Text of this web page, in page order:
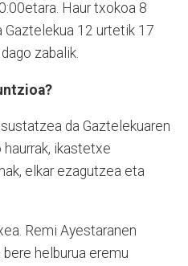
Haur txokoa 8
12 urtetik 17
zabalik.
sustatzea da Gaztelekuaren
haurrak, ikastetxe
elkar ezagutzea eta
Remi Ayestaranen
helburua eremu